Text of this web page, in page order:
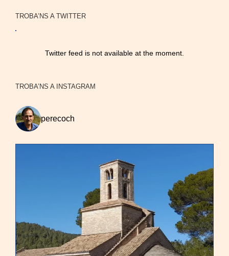
TROBA’NS A TWITTER
Twitter feed is not available at the moment.
TROBA’NS A INSTAGRAM
perecoch